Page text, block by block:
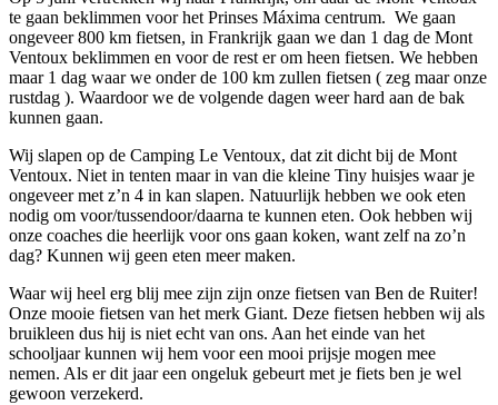
te gaan beklimmen voor het Prinses Máxima centrum. We gaan
ongeveer 800 km fietsen, in Frankrijk gaan we dan 1 dag de Mont
Ventoux beklimmen en voor de rest er om heen fietsen. We hebben
maar 1 dag waar we onder de 100 km zullen fietsen ( zeg maar onze
rustdag ). Waardoor we de volgende dagen weer hard aan de bak
kunnen gaan.
Wij slapen op de Camping Le Ventoux, dat zit dicht bij de Mont
Ventoux. Niet in tenten maar in van die kleine Tiny huisjes waar je
ongeveer met z’n 4 in kan slapen. Natuurlijk hebben we ook eten
nodig om voor/tussendoor/daarna te kunnen eten. Ook hebben wij
onze coaches die heerlijk voor ons gaan koken, want zelf na zo’n
dag? Kunnen wij geen eten meer maken.
Waar wij heel erg blij mee zijn zijn onze fietsen van Ben de Ruiter!
Onze mooie fietsen van het merk Giant. Deze fietsen hebben wij als
bruikleen dus hij is niet echt van ons. Aan het einde van het
schooljaar kunnen wij hem voor een mooi prijsje mogen mee
nemen. Als er dit jaar een ongeluk gebeurt met je fiets ben je wel
gewoon verzekerd.